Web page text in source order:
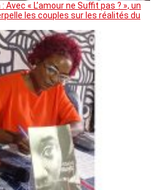
Avec « L’amour ne Suffit pas ? », un
les couples sur les réalités du